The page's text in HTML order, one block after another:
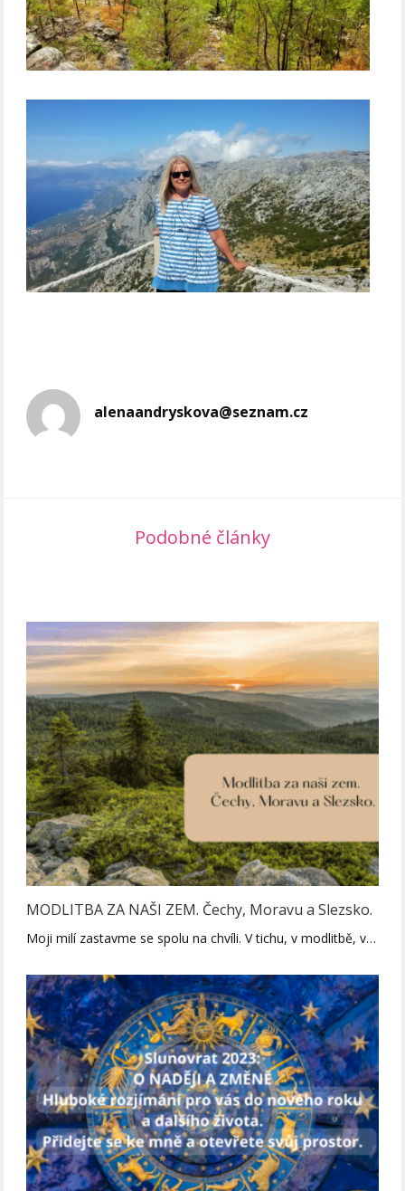
alenaandryskova@seznam.cz
Podobné články
MODLITBA ZA NAŠI ZEM. Čechy, Moravu a Slezsko.
Moji milí zastavme se spolu na chvíli. V tichu, v modlitbě, v…